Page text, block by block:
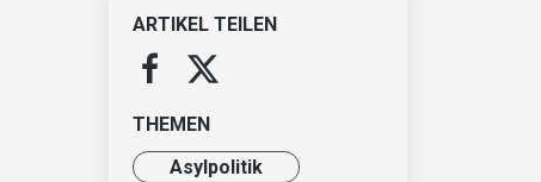
ARTIKEL TEILEN
THEMEN
Asylpolitik